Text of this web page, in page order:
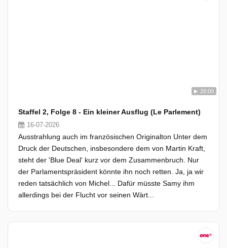
20:00
Staffel 2, Folge 8 - Ein kleiner Ausflug (Le Parlement)
16-07-2026
Ausstrahlung auch im französischen Originalton Unter dem
Druck der Deutschen, insbesondere dem von Martin Kraft,
steht der 'Blue Deal' kurz vor dem Zusammenbruch. Nur
der Parlamentspräsident könnte ihn noch retten. Ja, ja wir
reden tatsächlich von Michel... Dafür müsste Samy ihm
allerdings bei der Flucht vor seinen Wärt...